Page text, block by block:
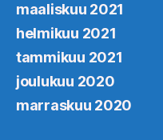
maaliskuu 2021
helmikuu 2021
tammikuu 2021
joulukuu 2020
marraskuu 2020